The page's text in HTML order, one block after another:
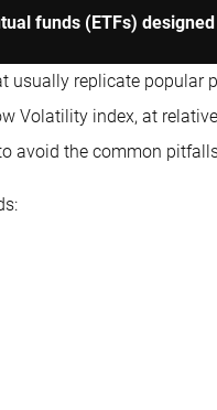
funds (ETFs)
usually replicate
Volatility index, at
avoid the common